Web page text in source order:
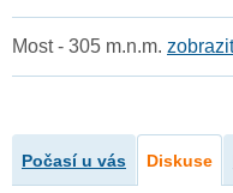
Most - 305 m.n.m.
Počasí u vás Diskuse